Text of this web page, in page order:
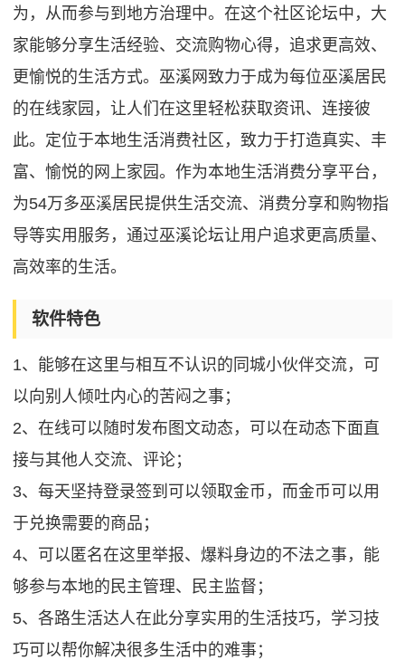
为，从而参与到地方治理中。在这个社区论坛中，大
家能够分享生活经验、交流购物心得，追求更高效、
更愉悦的生活方式。巫溪网致力于成为每位巫溪居民
的在线家园，让人们在这里轻松获取资讯、连接彼
此。定位于本地生活消费社区，致力于打造真实、丰
富、愉悦的网上家园。作为本地生活消费分享平台，
为54万多巫溪居民提供生活交流、消费分享和购物指
导等实用服务，通过巫溪论坛让用户追求更高质量、
高效率的生活。
软件特色
1、能够在这里与相互不认识的同城小伙伴交流，可
以向别人倾吐内心的苦闷之事；
2、在线可以随时发布图文动态，可以在动态下面直
接与其他人交流、评论；
3、每天坚持登录签到可以领取金币，而金币可以用
于兑换需要的商品；
4、可以匿名在这里举报、爆料身边的不法之事，能
够参与本地的民主管理、民主监督；
5、各路生活达人在此分享实用的生活技巧，学习技
巧可以帮你解决很多生活中的难事；